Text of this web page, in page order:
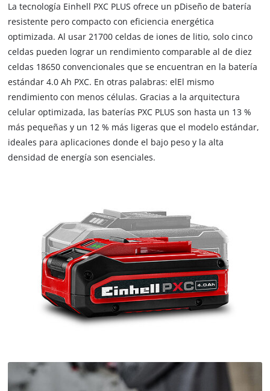
La tecnología Einhell PXC PLUS ofrece un pDiseño de batería
resistente pero compacto con eficiencia energética
optimizada. Al usar 21700 celdas de iones de litio, solo cinco
celdas pueden lograr un rendimiento comparable al de diez
celdas 18650 convencionales que se encuentran en la batería
estándar 4.0 Ah PXC. En otras palabras: elEl mismo
rendimiento con menos células. Gracias a la arquitectura
celular optimizada, las baterías PXC PLUS son hasta un 13 %
más pequeñas y un 12 % más ligeras que el modelo estándar,
ideales para aplicaciones donde el bajo peso y la alta
densidad de energía son esenciales.